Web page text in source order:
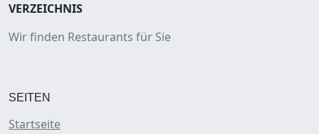
VERZEICHNIS
Wir finden Restaurants für Sie
SEITEN
Startseite